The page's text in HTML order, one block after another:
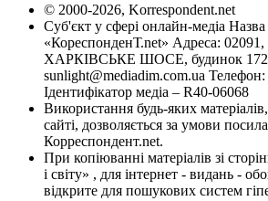
© 2000-2026, Korrespondent.net
Суб'єкт у сфері онлайн-медіа
«КореспонденТ.net» Адреса: 02091,
ХАРКІВСЬКЕ ШОСЕ, будинок 172-
sunlight@mediadim.com.ua Телефон:
Ідентифікатор медіа – R40-06068
Використання будь-яких
сайті, дозволяється за умови
Корреспондент.net.
При копіюванні матеріалів зі
і світу» , для інтернет - видань -
відкрите для пошукових систем